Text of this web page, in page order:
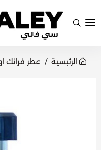
سي فالي
الرئيسية عطر فرانك